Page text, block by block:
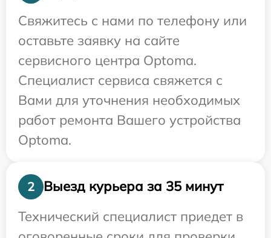
Свяжитесь с нами по телефону или
оставьте заявку на сайте
сервисного центра Optoma.
Специалист сервиса свяжется с
Вами для уточнения необходимых
работ ремонта Вашего устройства
Optoma.
2
Выезд курьера за 35 минут
Технический специалист приедет в